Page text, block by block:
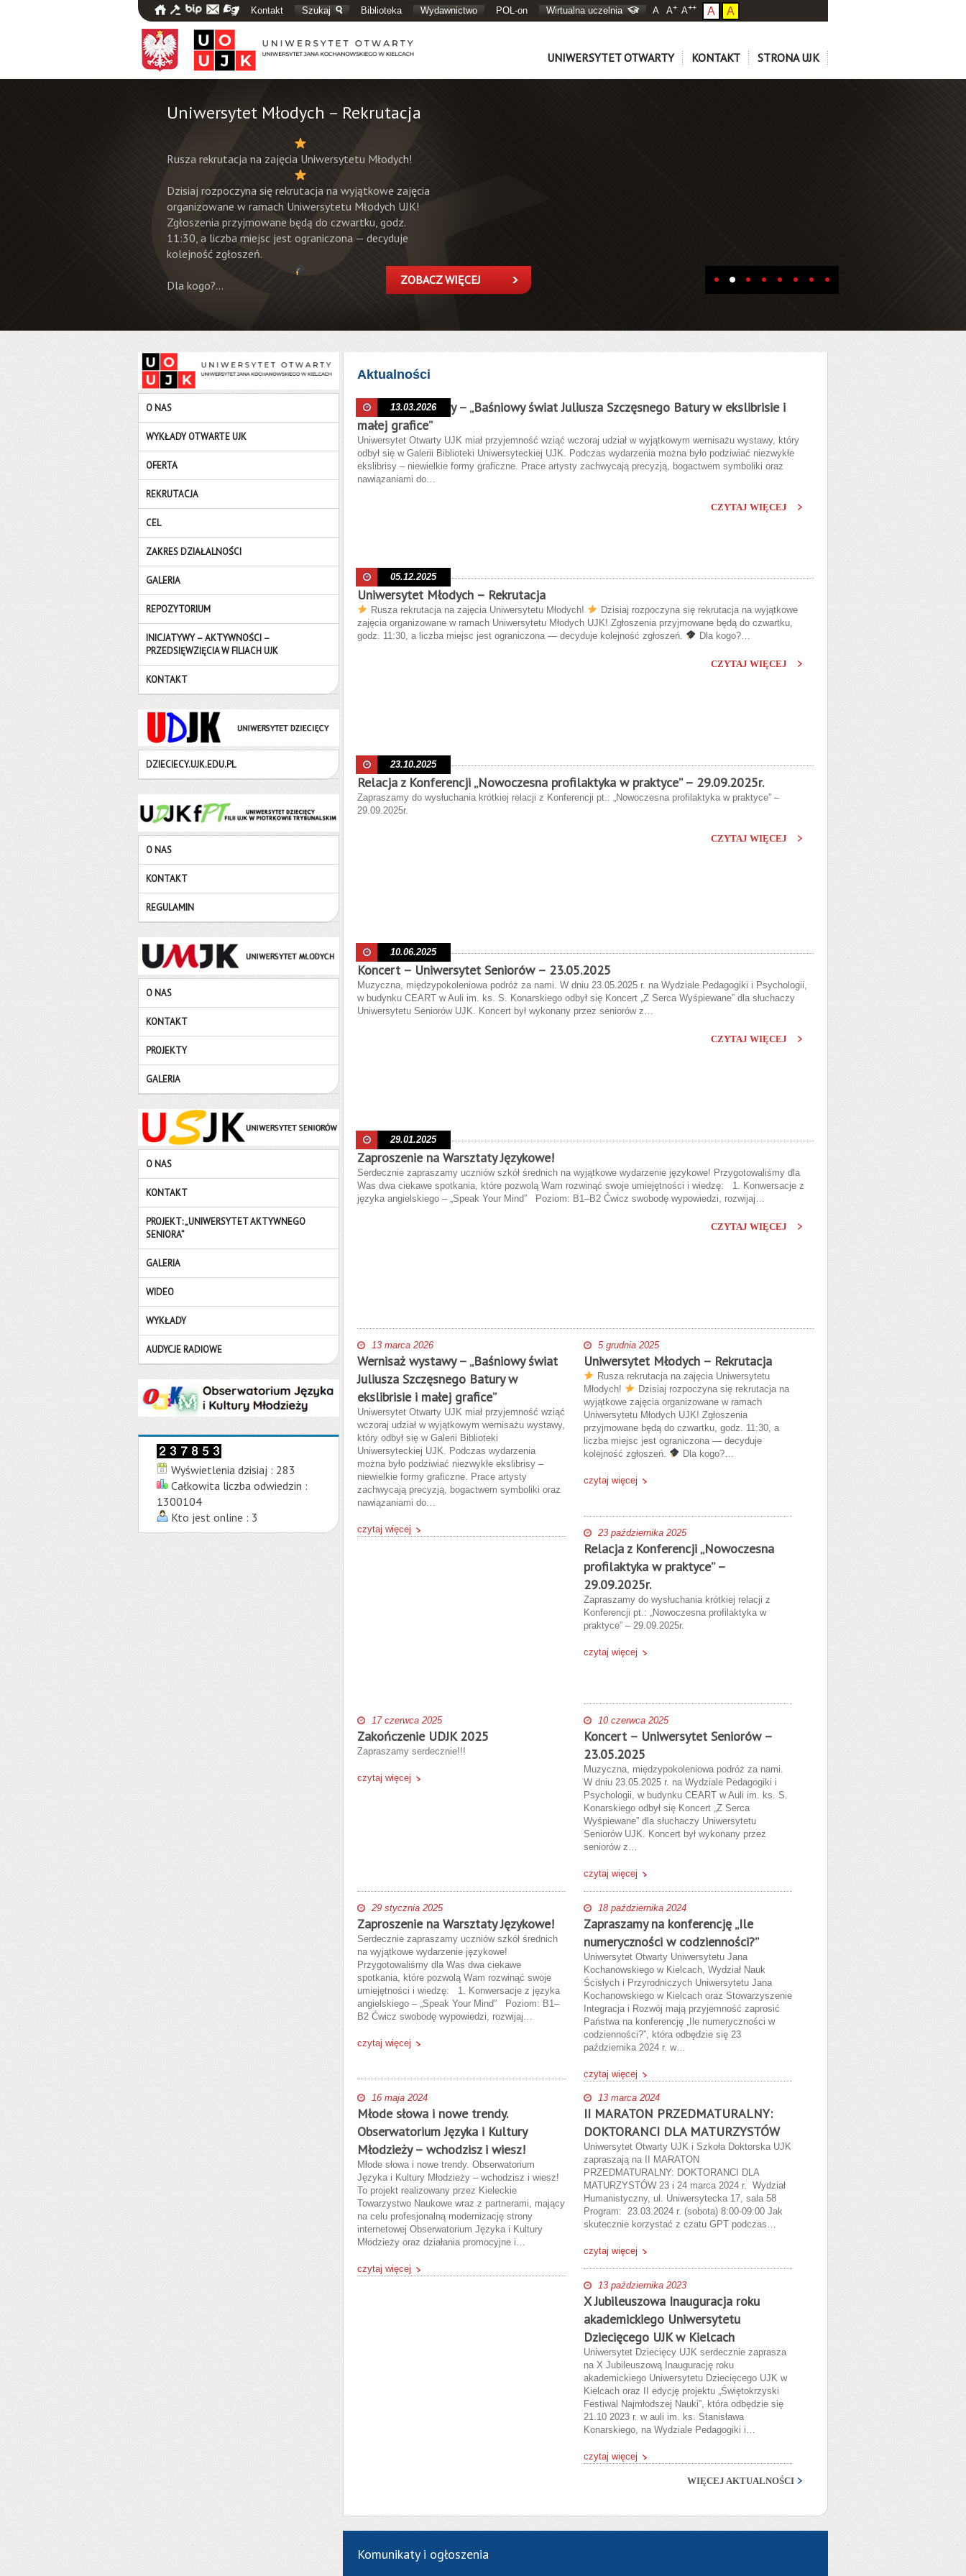
Kontakt Szukaj Biblioteka Wydawnictwo POL-on Wirtualna uczelnia A A+ A++ A A
UNIWERSYTET OTWARTY KONTAKT STRONA UJK
Uniwersytet Młodych – Rekrutacja
Rusza rekrutacja na zajęcia Uniwersytetu Młodych!
Dzisiaj rozpoczyna się rekrutacja na wyjątkowe zajęcia
organizowane w ramach Uniwersytetu Młodych UJK!
Zgłoszenia przyjmowane będą do czwartku, godz.
11:30, a liczba miejsc jest ograniczona — decyduje
kolejność zgłoszeń.
Dla kogo?… ZOBACZ WIĘCEJ
O NAS
WYKŁADY OTWARTE UJK
OFERTA
REKRUTACJA
CEL
ZAKRES DZIAŁALNOŚCI
GALERIA
REPOZYTORIUM
INICJATYWY – AKTYWNOŚCI –
PRZEDSIĘWZIĘCIA W FILIACH UJK
KONTAKT
DZIECIECY.UJK.EDU.PL
O NAS
KONTAKT
REGULAMIN
O NAS
KONTAKT
PROJEKTY
GALERIA
O NAS
KONTAKT
PROJEKT: „UNIWERSYTET AKTYWNEGO
SENIORA”
GALERIA
WIDEO
WYKŁADY
AUDYCJE RADIOWE
Wyświetlenia dzisiaj : 283
Całkowita liczba odwiedzin :
1300104
Kto jest online : 3
Aktualności
Wernisaż wystawy – „Baśniowy świat Juliusza Szczęsnego Batury w ekslibrisie i
małej grafice”
13.03.2026
Uniwersytet Otwarty UJK miał przyjemność wziąć wczoraj udział w wyjątkowym wernisażu wystawy, który
odbył się w Galerii Biblioteki Uniwersyteckiej UJK. Podczas wydarzenia można było podziwiać niezwykłe
ekslibrisy – niewielkie formy graficzne. Prace artysty zachwycają precyzją, bogactwem symboliki oraz
nawiązaniami do…
CZYTAJ WIĘCEJ
Uniwersytet Młodych – Rekrutacja
05.12.2025
Rusza rekrutacja na zajęcia Uniwersytetu Młodych!
Dzisiaj rozpoczyna się rekrutacja na wyjątkowe
zajęcia organizowane w ramach Uniwersytetu Młodych UJK! Zgłoszenia przyjmowane będą do czwartku,
godz. 11:30, a liczba miejsc jest ograniczona — decyduje kolejność zgłoszeń.
Dla kogo?…
CZYTAJ WIĘCEJ
Relacja z Konferencji „Nowoczesna profilaktyka w praktyce” – 29.09.2025r.
23.10.2025
Zapraszamy do wysłuchania krótkiej relacji z Konferencji pt.: „Nowoczesna profilaktyka w praktyce” –
29.09.2025r.
CZYTAJ WIĘCEJ
Koncert – Uniwersytet Seniorów – 23.05.2025
10.06.2025
Muzyczna, międzypokoleniowa podróż za nami. W dniu 23.05.2025 r. na Wydziale Pedagogiki i Psychologii,
w budynku CEART w Auli im. ks. S. Konarskiego odbył się Koncert „Z Serca Wyśpiewane” dla słuchaczy
Uniwersytetu Seniorów UJK. Koncert był wykonany przez seniorów z…
CZYTAJ WIĘCEJ
Zaproszenie na Warsztaty Językowe!
29.01.2025
Serdecznie zapraszamy uczniów szkół średnich na wyjątkowe wydarzenie językowe! Przygotowaliśmy dla
Was dwa ciekawe spotkania, które pozwolą Wam rozwinąć swoje umiejętności i wiedzę: 1. Konwersacje z
języka angielskiego – „Speak Your Mind” Poziom: B1–B2 Ćwicz swobodę wypowiedzi, rozwijaj…
CZYTAJ WIĘCEJ
13 marca 2026
Wernisaż wystawy – „Baśniowy świat
Juliusza Szczęsnego Batury w
ekslibrisie i małej grafice”
Uniwersytet Otwarty UJK miał przyjemność wziąć
wczoraj udział w wyjątkowym wernisażu wystawy,
który odbył się w Galerii Biblioteki
Uniwersyteckiej UJK. Podczas wydarzenia
można było podziwiać niezwykłe ekslibrisy –
niewielkie formy graficzne. Prace artysty
zachwycają precyzją, bogactwem symboliki oraz
nawiązaniami do…
czytaj więcej
5 grudnia 2025
Uniwersytet Młodych – Rekrutacja
Rusza rekrutacja na zajęcia Uniwersytetu
Młodych!
Dzisiaj rozpoczyna się rekrutacja na
wyjątkowe zajęcia organizowane w ramach
Uniwersytetu Młodych UJK! Zgłoszenia
przyjmowane będą do czwartku, godz. 11:30, a
liczba miejsc jest ograniczona — decyduje
kolejność zgłoszeń.
Dla kogo?…
czytaj więcej
23 października 2025
Relacja z Konferencji „Nowoczesna
profilaktyka w praktyce” –
29.09.2025r.
Zapraszamy do wysłuchania krótkiej relacji z
Konferencji pt.: „Nowoczesna profilaktyka w
praktyce” – 29.09.2025r.
czytaj więcej
17 czerwca 2025
Zakończenie UDJK 2025
Zapraszamy serdecznie!!!
czytaj więcej
10 czerwca 2025
Koncert – Uniwersytet Seniorów –
23.05.2025
Muzyczna, międzypokoleniowa podróż za nami.
W dniu 23.05.2025 r. na Wydziale Pedagogiki i
Psychologii, w budynku CEART w Auli im. ks. S.
Konarskiego odbył się Koncert „Z Serca
Wyśpiewane” dla słuchaczy Uniwersytetu
Seniorów UJK. Koncert był wykonany przez
seniorów z…
czytaj więcej
29 stycznia 2025
Zaproszenie na Warsztaty Językowe!
Serdecznie zapraszamy uczniów szkół średnich
na wyjątkowe wydarzenie językowe!
Przygotowaliśmy dla Was dwa ciekawe
spotkania, które pozwolą Wam rozwinąć swoje
umiejętności i wiedzę: 1. Konwersacje z języka
angielskiego – „Speak Your Mind” Poziom: B1–
B2 Ćwicz swobodę wypowiedzi, rozwijaj…
czytaj więcej
18 października 2024
Zapraszamy na konferencję „Ile
numeryczności w codzienności?”
Uniwersytet Otwarty Uniwersytetu Jana
Kochanowskiego w Kielcach, Wydział Nauk
Ścisłych i Przyrodniczych Uniwersytetu Jana
Kochanowskiego w Kielcach oraz Stowarzyszenie
Integracja i Rozwój mają przyjemność zaprosić
Państwa na konferencję „Ile numeryczności w
codzienności?”, która odbędzie się 23
października 2024 r. w…
czytaj więcej
16 maja 2024
Młode słowa i nowe trendy.
Obserwatorium Języka i Kultury
Młodzieży – wchodzisz i wiesz!
Młode słowa i nowe trendy. Obserwatorium
Języka i Kultury Młodzieży – wchodzisz i wiesz!
To projekt realizowany przez Kieleckie
Towarzystwo Naukowe wraz z partnerami, mający
na celu profesjonalną modernizację strony
internetowej Obserwatorium Języka i Kultury
Młodzieży oraz działania promocyjne i…
czytaj więcej
13 marca 2024
II MARATON PRZEDMATURALNY:
DOKTORANCI DLA MATURZYSTÓW
Uniwersytet Otwarty UJK i Szkoła Doktorska UJK
zapraszają na II MARATON
PRZEDMATURALNY: DOKTORANCI DLA
MATURZYSTÓW 23 i 24 marca 2024 r. Wydział
Humanistyczny, ul. Uniwersytecka 17, sala 58
Program: 23.03.2024 r. (sobota) 8:00-09:00 Jak
skutecznie korzystać z czatu GPT podczas…
czytaj więcej
13 października 2023
X Jubileuszowa Inauguracja roku
akademickiego Uniwersytetu
Dziecięcego UJK w Kielcach
Uniwersytet Dziecięcy UJK serdecznie zaprasza
na X Jubileuszową Inaugurację roku
akademickiego Uniwersytetu Dziecięcego UJK w
Kielcach oraz II edycję projektu „Świętokrzyski
Festiwal Najmłodszej Nauki”, która odbędzie się
21.10 2023 r. w auli im. ks. Stanisława
Konarskiego, na Wydziale Pedagogiki i…
czytaj więcej
WIĘCEJ AKTUALNOŚCI
Komunikaty i ogłoszenia